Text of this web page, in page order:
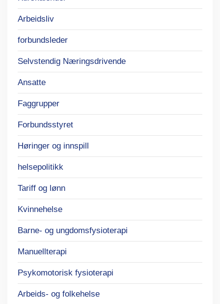
Arbeidsliv
forbundsleder
Selvstendig Næringsdrivende
Ansatte
Faggrupper
Forbundsstyret
Høringer og innspill
helsepolitikk
Tariff og lønn
Kvinnehelse
Barne- og ungdomsfysioterapi
Manuellterapi
Psykomotorisk fysioterapi
Arbeids- og folkehelse